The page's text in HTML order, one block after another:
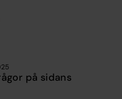
på sidans